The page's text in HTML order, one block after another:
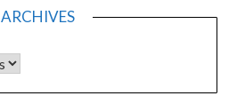
ARCHIVES